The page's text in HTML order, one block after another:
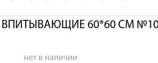
ВПИТЫВАЮЩИЕ 60*60 СМ
нет в наличии